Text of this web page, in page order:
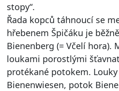
stopy“.
Řada kopců táhnoucí se
hřebenem Špičáku je
Bienenberg (= Včelí hora).
loukami porostlými
protékané potokem. Louky
Bienenwiesen, potok